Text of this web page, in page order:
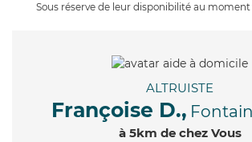
Sous réserve de leur disponibilité au
ALTRUISTE
Françoise D.,
à 5km de chez Vous